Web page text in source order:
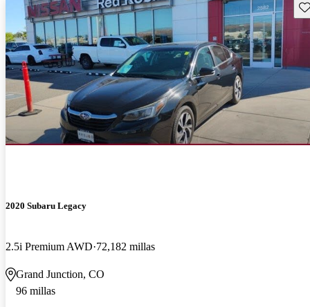
2020 Subaru Legacy
2.5i Premium AWD 72,182 millas
Grand Junction, CO
96 millas